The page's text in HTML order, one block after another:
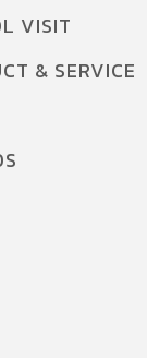
VISIT
& SERVICE